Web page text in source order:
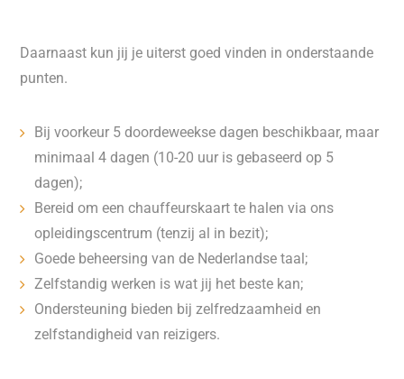
Daarnaast kun jij je uiterst goed vinden in onderstaande
punten.
Bij voorkeur 5 doordeweekse dagen beschikbaar, maar
minimaal 4 dagen (10-20 uur is gebaseerd op 5
dagen);
Bereid om een chauffeurskaart te halen via ons
opleidingscentrum (tenzij al in bezit);
Goede beheersing van de Nederlandse taal;
Zelfstandig werken is wat jij het beste kan;
Ondersteuning bieden bij zelfredzaamheid en
zelfstandigheid van reizigers.